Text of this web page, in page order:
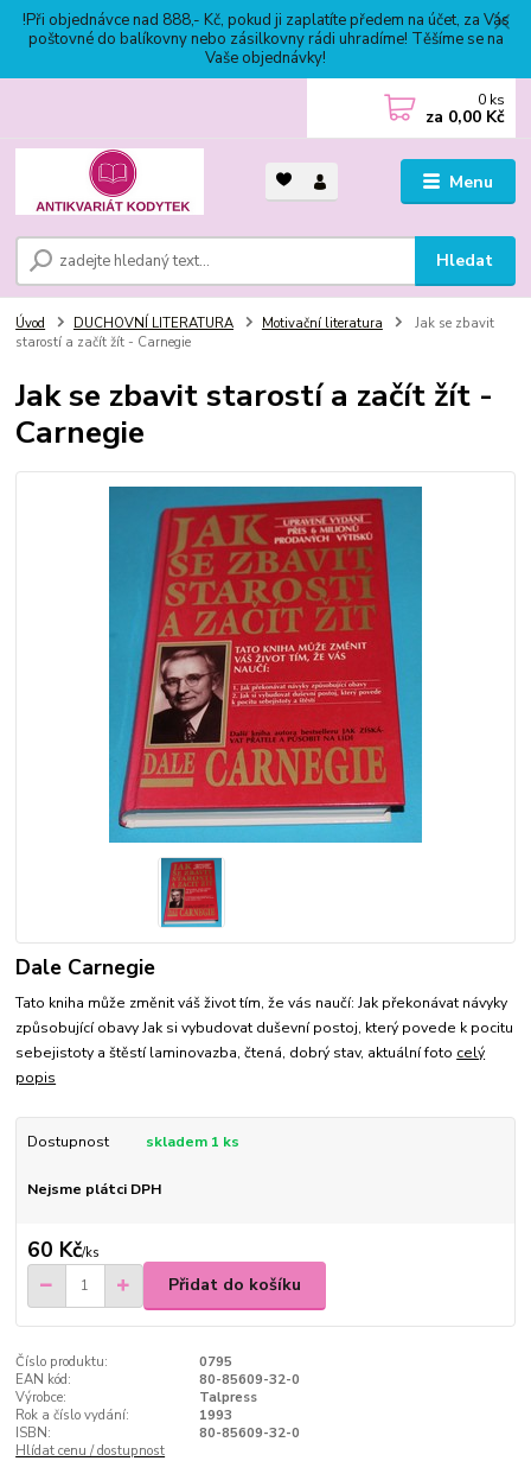
!Při objednávce nad 888,- Kč, pokud ji zaplatíte předem na účet, za Vás
poštovné do balíkovny nebo zásilkovny rádi uhradíme! Těšíme se na
Vaše objednávky!
Menu
Hledat
0 ks
za 0,00 Kč
Úvod DUCHOVNÍ LITERATURA Motivační literatura
Jak se zbavit
starostí a začít žít - Carnegie
Jak se zbavit starostí a začít žít -
Carnegie
Dale Carnegie
Tato kniha může změnit váš život tím, že vás naučí: Jak překonávat návyky
způsobující obavy Jak si vybudovat duševní postoj, který povede k pocitu
sebejistoty a štěstí laminovazba, čtená, dobrý stav, aktuální foto celý
popis
Dostupnost skladem 1 ks
Nejsme plátci DPH
60 Kč/ks
Přidat do košíku
Číslo produktu:
0795
EAN kód:
80-85609-32-0
Výrobce:
Talpress
Rok a číslo vydání:
1993
ISBN:
80-85609-32-0
Hlídat cenu / dostupnost